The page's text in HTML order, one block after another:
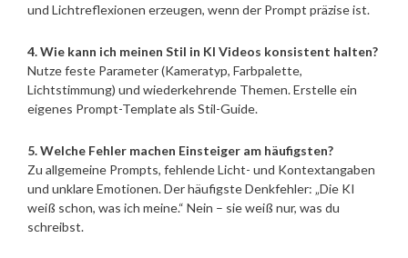
und Lichtreflexionen erzeugen, wenn der Prompt präzise ist.
4. Wie kann ich meinen Stil in KI Videos konsistent halten?
Nutze feste Parameter (Kameratyp, Farbpalette,
Lichtstimmung) und wiederkehrende Themen. Erstelle ein
eigenes Prompt-Template als Stil-Guide.
5. Welche Fehler machen Einsteiger am häufigsten?
Zu allgemeine Prompts, fehlende Licht- und Kontextangaben
und unklare Emotionen. Der häufigste Denkfehler: „Die KI
weiß schon, was ich meine.“ Nein – sie weiß nur, was du
schreibst.